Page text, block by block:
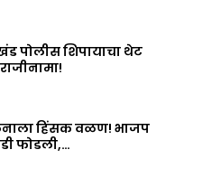
पोलीस शिपायाचा थेट
हिंसक वळण! भाजप
फोडली,…